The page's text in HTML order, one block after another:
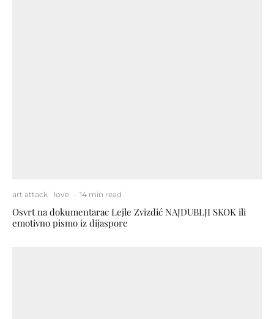
art attack love · 14 min read
Osvrt na dokumentarac Lejle Zvizdić NAJDUBLJI SKOK ili
emotivno pismo iz dijaspore